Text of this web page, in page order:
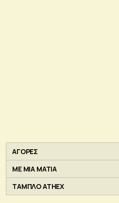
ΑΓΟΡΕΣ
ΜΕ ΜΙΑ ΜΑΤΙΑ
ΤΑΜΠΛΟ ATHEX